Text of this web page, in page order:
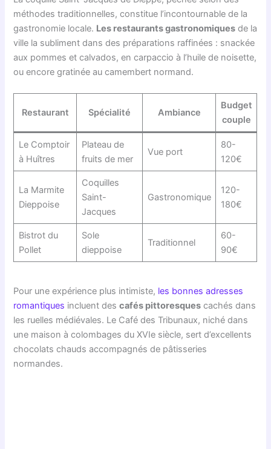
méthodes traditionnelles, constitue l’incontournable de la
gastronomie locale. Les restaurants gastronomiques de la
ville la subliment dans des préparations raffinées : snackée
aux pommes et calvados, en carpaccio à l’huile de noisette,
ou encore gratinée au camembert normand.
Restaurant Spécialité Ambiance
Budget
couple
Le Comptoir
à Huîtres
Plateau de
fruits de mer
Vue port
80-
120€
La Marmite
Dieppoise
Coquilles
Saint-
Jacques
Gastronomique
120-
180€
Bistrot du
Pollet
Sole
dieppoise
Traditionnel
60-
90€
Pour une expérience plus intimiste, les bonnes adresses
romantiques incluent descafés pittoresques cachés dans
les ruelles médiévales. Le Café des Tribunaux, niché dans
une maison à colombages du XVIe siècle, sert d’excellents
chocolats chauds accompagnés de pâtisseries
normandes.